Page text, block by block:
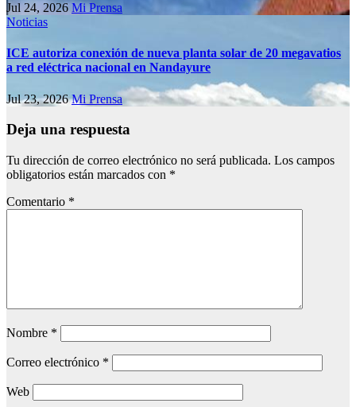
Jul 24, 2026Mi Prensa
Noticias
ICE autoriza conexión de nueva planta solar de 20 megavatios
a red eléctrica nacional en Nandayure
Jul 23, 2026Mi Prensa
Deja una respuesta
Tu dirección de correo electrónico no será publicada. Los campos
obligatorios están marcados con *
Comentario *
Nombre *
Correo electrónico *
Web